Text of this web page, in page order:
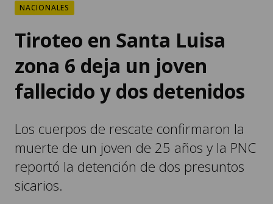
NACIONALES
Tiroteo en Santa Luisa
zona 6 deja un joven
fallecido y dos detenidos
Los cuerpos de rescate confirmaron la
muerte de un joven de 25 años y la PNC
reportó la detención de dos presuntos
sicarios.